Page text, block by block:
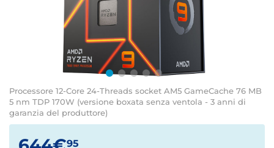
Processore 12-Core 24-Threads socket AM5 GameCache 76 MB
5 nm TDP 170W (versione boxata senza ventola - 3 anni di
garanzia del produttore)
95